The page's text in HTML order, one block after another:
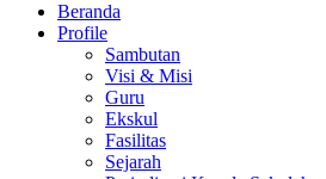
Beranda
Profile
Sambutan
Visi & Misi
Guru
Ekskul
Fasilitas
Sejarah